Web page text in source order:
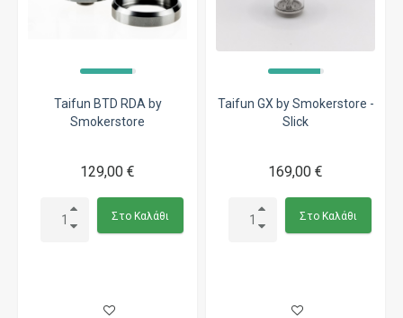
Taifun BTD RDA by
Smokerstore
129,00 €
Στο Καλάθι
Taifun GX by Smokerstore -
Slick
169,00 €
Στο Καλάθι